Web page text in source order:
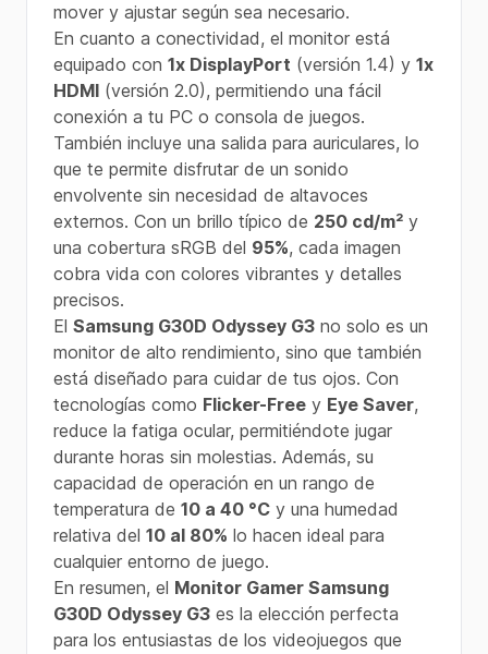
mover y ajustar según sea necesario.
En cuanto a conectividad, el monitor está
equipado con 1x DisplayPort (versión 1.4) y 1x
HDMI (versión 2.0), permitiendo una fácil
conexión a tu PC o consola de juegos.
También incluye una salida para auriculares, lo
que te permite disfrutar de un sonido
envolvente sin necesidad de altavoces
externos. Con un brillo típico de 250 cd/m² y
una cobertura sRGB del 95%, cada imagen
cobra vida con colores vibrantes y detalles
precisos.
El Samsung G30D Odyssey G3 no solo es un
monitor de alto rendimiento, sino que también
está diseñado para cuidar de tus ojos. Con
tecnologías como Flicker-Free y Eye Saver,
reduce la fatiga ocular, permitiéndote jugar
durante horas sin molestias. Además, su
capacidad de operación en un rango de
temperatura de 10 a 40 °C y una humedad
relativa del 10 al 80% lo hacen ideal para
cualquier entorno de juego.
En resumen, el Monitor Gamer Samsung
G30D Odyssey G3 es la elección perfecta
para los entusiastas de los videojuegos que